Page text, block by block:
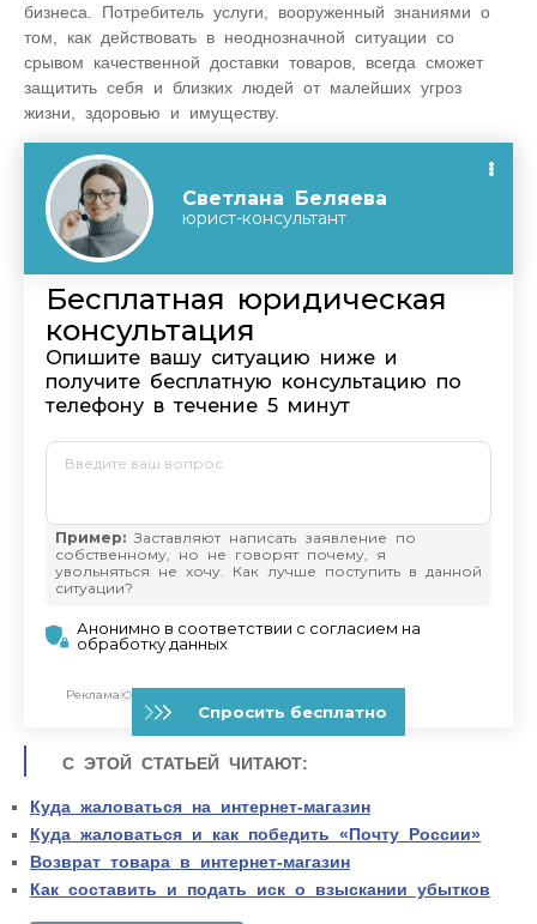
бизнеса. Потребитель услуги, вооруженный знаниями о
том, как действовать в неоднозначной ситуации со
срывом качественной доставки товаров, всегда сможет
защитить себя и близких людей от малейших угроз
жизни, здоровью и имуществу.
С ЭТОЙ СТАТЬЕЙ ЧИТАЮТ:
Куда жаловаться на интернет-магазин
Куда жаловаться и как победить «Почту России»
Возврат товара в интернет-магазин
Как составить и подать иск о взыскании убытков